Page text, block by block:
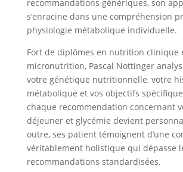
recommandations génériques, son
s’enracine dans une compréhension
physiologie métabolique individuelle.
Fort de diplômes en nutrition clinique
micronutrition, Pascal Nottinger
votre génétique nutritionnelle, votre
métabolique et vos objectifs
chaque recommendation concernant
déjeuner et glycémie devient
outre, ses patient témoignent d’une
véritablement holistique qui dépasse
recommandations standardisées.